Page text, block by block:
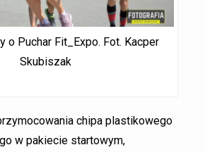
o Puchar Fit_Expo. Fot. Kacper
Skubiszak
chipa plastikowego
w pakiecie startowym,